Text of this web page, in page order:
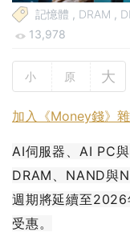
記憶體 , DRAM ,
13,978
小 原 大
加入《Money錢》
AI伺服器、AI PC
DRAM、NAND與
週期將延續至2026
受惠。